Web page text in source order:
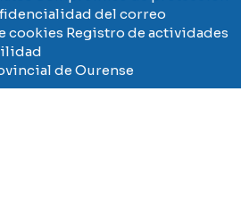
del correo
cookies Registro de actividades
de Ourense